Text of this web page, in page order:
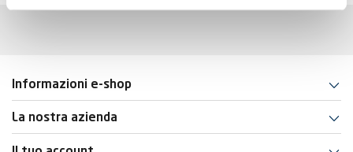
Informazioni e-shop
La nostra azienda